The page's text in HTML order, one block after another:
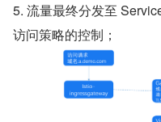
5. 流量最终分发至
访问策略的控制；